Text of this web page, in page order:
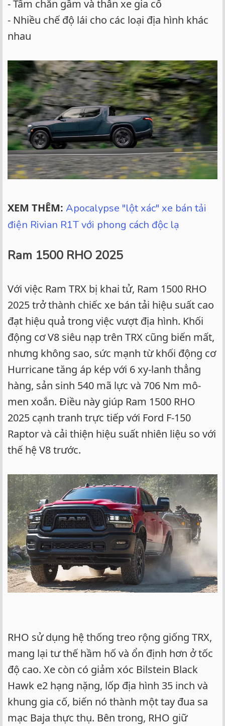
- Tấm chắn gầm và thân xe gia cố
- Nhiều chế độ lái cho các loại địa hình khác
nhau
XEM THÊM: Apocalypse "lột xác" xe bán tải
điện Rivian R1T với phong cách độc lạ
Ram 1500 RHO 2025
Với việc Ram TRX bị khai tử, Ram 1500 RHO
2025 trở thành chiếc xe bán tải hiệu suất cao
đạt hiệu quả trong việc vượt địa hình. Khối
động cơ V8 siêu nạp trên TRX cũng biến mất,
nhưng không sao, sức mạnh từ khối động cơ
Hurricane tăng áp kép với 6 xy-lanh thẳng
hàng, sản sinh 540 mã lực và 706 Nm mô-
men xoắn. Điều này giúp Ram 1500 RHO
2025 cạnh tranh trực tiếp với Ford F-150
Raptor và cải thiện hiệu suất nhiên liệu so với
thế hệ V8 trước.
RHO sử dụng hệ thống treo rộng giống TRX,
mang lại tư thế hầm hố và ổn định hơn ở tốc
độ cao. Xe còn có giảm xóc Bilstein Black
Hawk e2 hạng nặng, lốp địa hình 35 inch và
khung gia cố, biến nó thành một tay đua sa
mạc Baja thực thụ. Bên trong, RHO giữ